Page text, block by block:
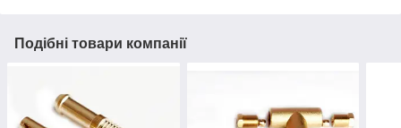
Подібні товари компанії